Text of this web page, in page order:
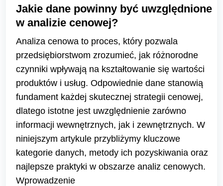
Jakie dane powinny być uwzględnione
w analizie cenowej?
Analiza cenowa to proces, który pozwala
przedsiębiorstwom zrozumieć, jak różnorodne
czynniki wpływają na kształtowanie się wartości
produktów i usług. Odpowiednie dane stanowią
fundament każdej skutecznej strategii cenowej,
dlatego istotne jest uwzględnienie zarówno
informacji wewnętrznych, jak i zewnętrznych. W
niniejszym artykule przybliżymy kluczowe
kategorie danych, metody ich pozyskiwania oraz
najlepsze praktyki w obszarze analiz cenowych.
Wprowadzenie